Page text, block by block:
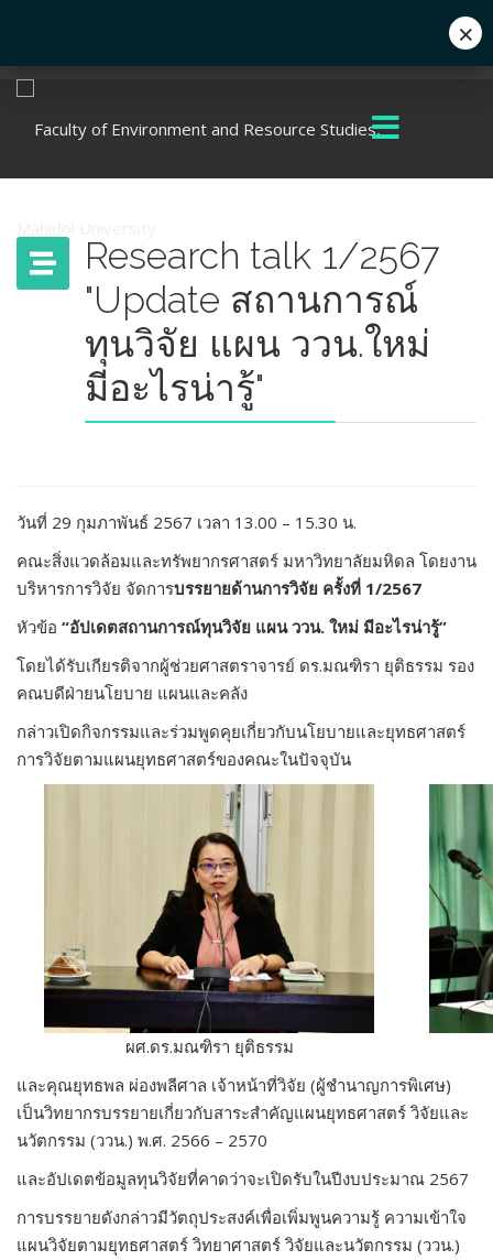
Research talk 1/2567
"Update สถานการณ์
ทุนวิจัย แผน ววน.ใหม่
มีอะไรน่ารู้"
วันที่ 29 กุมภาพันธ์ 2567 เวลา 13.00 – 15.30 น.
คณะสิ่งแวดล้อมและทรัพยากรศาสตร์ มหาวิทยาลัยมหิดล โดยงาน
บริหารการวิจัย จัดการบรรยายด้านการวิจัย ครั้งที่ 1/2567
หัวข้อ “อัปเดตสถานการณ์ทุนวิจัย แผน ววน. ใหม่ มีอะไรน่ารู้”
โดยได้รับเกียรติจากผู้ช่วยศาสตราจารย์ ดร.มณฑิรา ยุติธรรม รอง
คณบดีฝ่ายนโยบาย แผนและคลัง
กล่าวเปิดกิจกรรมและร่วมพูดคุยเกี่ยวกับนโยบายและยุทธศาสตร์
การวิจัยตามแผนยุทธศาสตร์ของคณะในปัจจุบัน
ผศ.ดร.มณฑิรา ยุติธรรม
และคุณยุทธพล ผ่องพลีศาล เจ้าหน้าที่วิจัย (ผู้ชำนาญการพิเศษ)
เป็นวิทยากรบรรยายเกี่ยวกับสาระสำคัญแผนยุทธศาสตร์ วิจัยและ
นวัตกรรม (ววน.) พ.ศ. 2566 – 2570
และอัปเดตข้อมูลทุนวิจัยที่คาดว่าจะเปิดรับในปีงบประมาณ 2567
การบรรยายดังกล่าวมีวัตถุประสงค์เพื่อเพิ่มพูนความรู้ ความเข้าใจ
แผนวิจัยตามยุทธศาสตร์ วิทยาศาสตร์ วิจัยและนวัตกรรม (ววน.)
×